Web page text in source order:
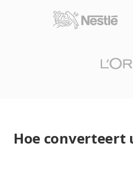
Hoe converteert